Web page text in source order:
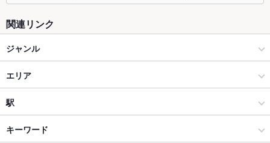
ソファー なし
テラス席
貸切
設備
Wi-Fi
ー
関連リンク
ジャンル
イタリアン・フレンチ
イタリアン
大船・戸塚・東戸塚・保土ヶ谷 × イタリアン・フレンチ
エリア
天王町
天王町 × イタリアン・フレンチ
駅
天王町駅
キーワード